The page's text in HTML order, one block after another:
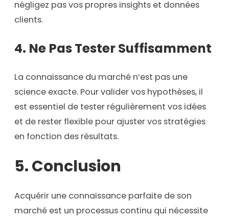
négligez pas vos propres insights et données
clients.
4. Ne Pas Tester Suffisamment
La connaissance du marché n’est pas une
science exacte. Pour valider vos hypothèses, il
est essentiel de tester régulièrement vos idées
et de rester flexible pour ajuster vos stratégies
en fonction des résultats.
5.Conclusion
Acquérir une connaissance parfaite de son
marché est un processus continu qui nécessite